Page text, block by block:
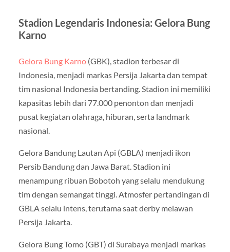
Stadion Legendaris Indonesia: Gelora Bung
Karno
Gelora Bung Karno(GBK), stadion terbesar di
Indonesia, menjadi markas Persija Jakarta dan tempat
tim nasional Indonesia bertanding. Stadion ini memiliki
kapasitas lebih dari 77.000 penonton dan menjadi
pusat kegiatan olahraga, hiburan, serta landmark
nasional.
Gelora Bandung Lautan Api (GBLA) menjadi ikon
Persib Bandung dan Jawa Barat. Stadion ini
menampung ribuan Bobotoh yang selalu mendukung
tim dengan semangat tinggi. Atmosfer pertandingan di
GBLA selalu intens, terutama saat derby melawan
Persija Jakarta.
Gelora Bung Tomo (GBT) di Surabaya menjadi markas